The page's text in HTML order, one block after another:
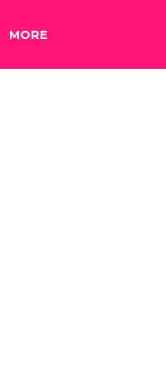
MORE